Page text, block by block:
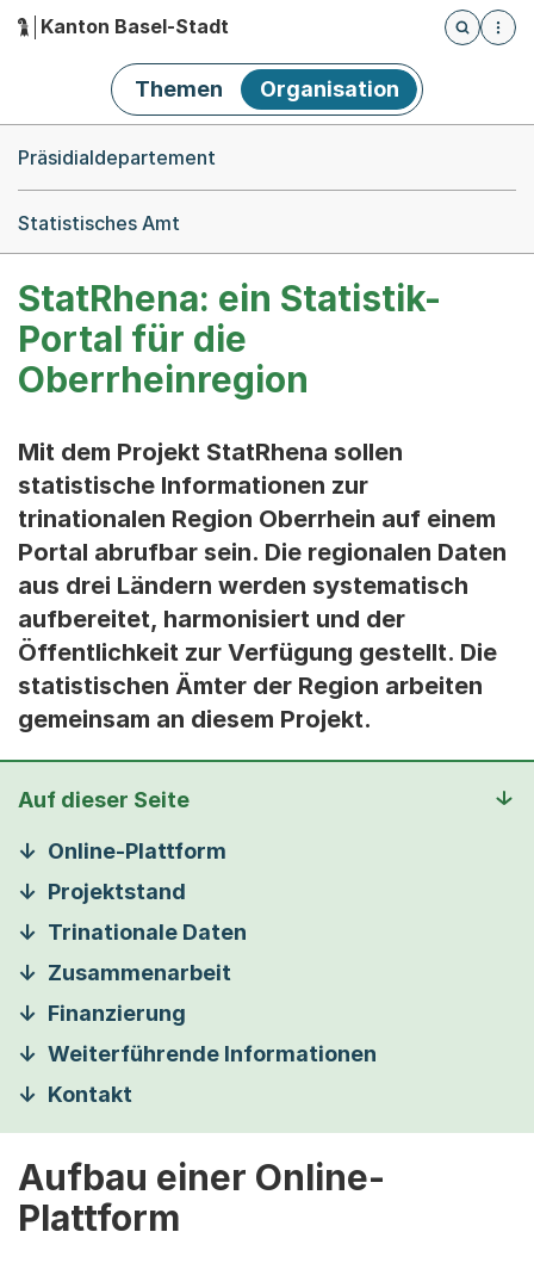
Hauptnavigation
Kanton Basel-Stadt
Öffnet
Themen Organisation
Präsidialdepartement
Statistisches Amt
StatRhena: ein Statistik-
Portal für die
Oberrheinregion
Mit dem Projekt StatRhena sollen
statistische Informationen zur
trinationalen Region Oberrhein auf einem
Portal abrufbar sein. Die regionalen Daten
aus drei Ländern werden systematisch
aufbereitet, harmonisiert und der
Öffentlichkeit zur Verfügung gestellt. Die
statistischen Ämter der Region arbeiten
gemeinsam an diesem Projekt.
Auf dieser Seite
Online-Plattform
Projektstand
Trinationale Daten
Zusammenarbeit
Finanzierung
Weiterführende Informationen
Kontakt
Aufbau einer Online-
Plattform